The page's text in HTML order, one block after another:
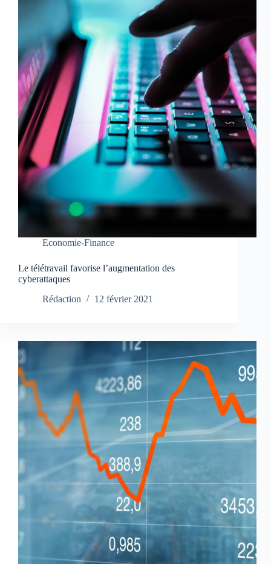
Economie-Finance
Le télétravail favorise l’augmentation des
cyberattaques
Rédaction
12 février 2021